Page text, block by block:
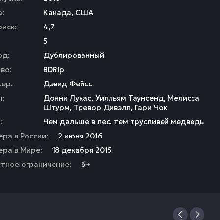
Канада, США
4,7
5
Дублированный
BDRip
Дэвид Фейсс
Донни Лукас, Уилльям Таунсенд, Мелисса
Штурм, Тревор Дивэлл, Гари Чок
Чем дальше в лес, тем трусливей медведь
в России:
2 июня 2016
в Мире:
18 декабря 2015
ограничение:
6+